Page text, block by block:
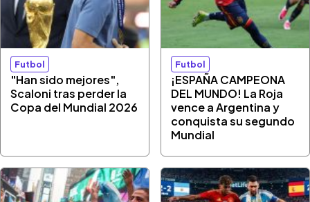
Futbol
"Han sido mejores",
Scaloni tras perder la
Copa del Mundial 2026
Futbol
¡ESPAÑA CAMPEONA
DEL MUNDO! La Roja
vence a Argentina y
conquista su segundo
Mundial